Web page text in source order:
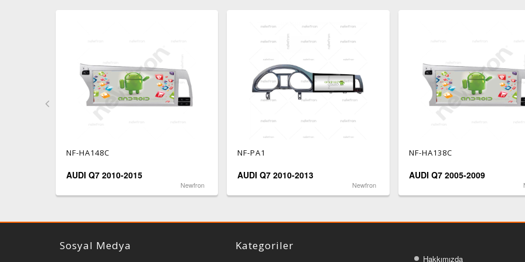
NF-HA148C
AUDI Q7 2010-2015
Newfron
NF-PA1
AUDI Q7 2010-2013
Newfron
NF-HA138C
AUDI Q7 2005-2009
Sosyal Medya Kategoriler
Hakkımızda